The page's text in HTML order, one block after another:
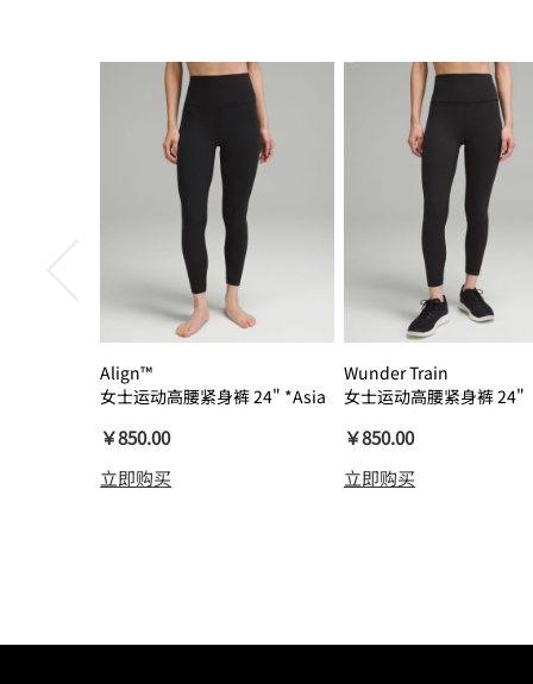
Align™
女士运动高腰紧身裤 24" *Asia
￥850.00
立即购买
Wunder Train
女士运动高腰紧身裤 24"
￥850.00
立即购买